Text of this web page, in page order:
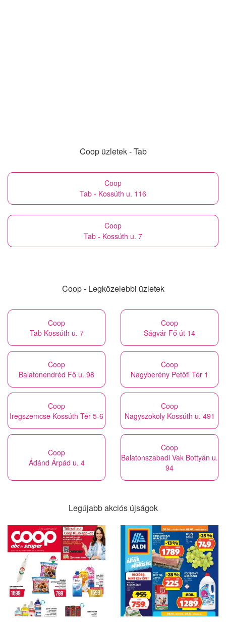
Coop üzletek - Tab
Coop
Tab - Kossúth u. 116
Coop
Tab - Kossúth u. 7
Coop - Legközelebbi üzletek
Coop
Tab Kossúth u. 7
Coop
Ságvár Fő út 14
Coop
Balatonendréd Fő u. 98
Coop
Nagyberény Petôfi Tér 1
Coop
Iregszemcse Kossúth Tér 5-6
Coop
Nagyszokoly Kossúth u. 491
Coop
Ádánd Árpád u. 4
Coop
Balatonszabadi Vak Bottyán u.
94
Legújabb akciós újságok